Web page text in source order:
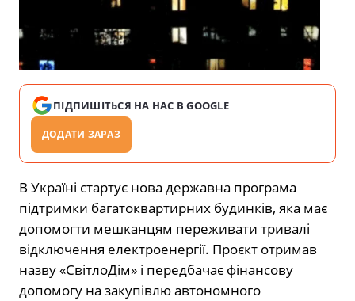
ПІДПИШІТЬСЯ НА НАС В GOOGLE
ДОДАТИ ЗАРАЗ
В Україні стартує нова державна програма
підтримки багатоквартирних будинків, яка має
допомогти мешканцям переживати тривалі
відключення електроенергії. Проєкт отримав
назву «СвітлоДім» і передбачає фінансову
допомогу на закупівлю автономного